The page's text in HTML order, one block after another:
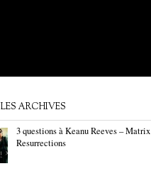
ARCHIVES
3 questions à Keanu Reeves – Matrix
Resurrections